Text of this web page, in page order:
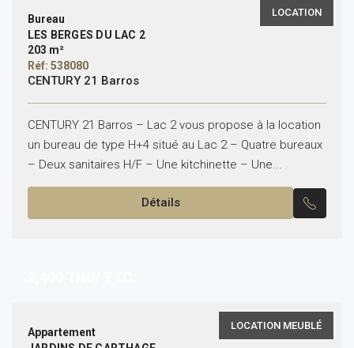
LOCATION
Bureau
LES BERGES DU LAC 2
203 m²
Réf: 538080
CENTURY 21 Barros
CENTURY 21 Barros – Lac 2 vous propose à la location
un bureau de type H+4 situé au Lac 2 – Quatre bureaux
– Deux sanitaires H/F – Une kitchinette – Une...
Détails
LOCATION MEUBLÉ
Appartement